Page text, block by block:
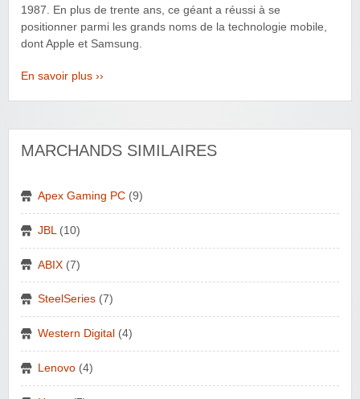
1987. En plus de trente ans, ce géant a réussi à se
positionner parmi les grands noms de la technologie mobile,
dont Apple et Samsung.
En savoir plus ››
MARCHANDS SIMILAIRES
Apex Gaming PC (9)
JBL (10)
ABIX (7)
SteelSeries (7)
Western Digital (4)
Lenovo (4)